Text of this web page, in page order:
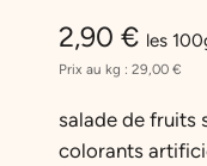
2,90 € les
Prix au kg : 29,00 €
salade de fruits
colorants